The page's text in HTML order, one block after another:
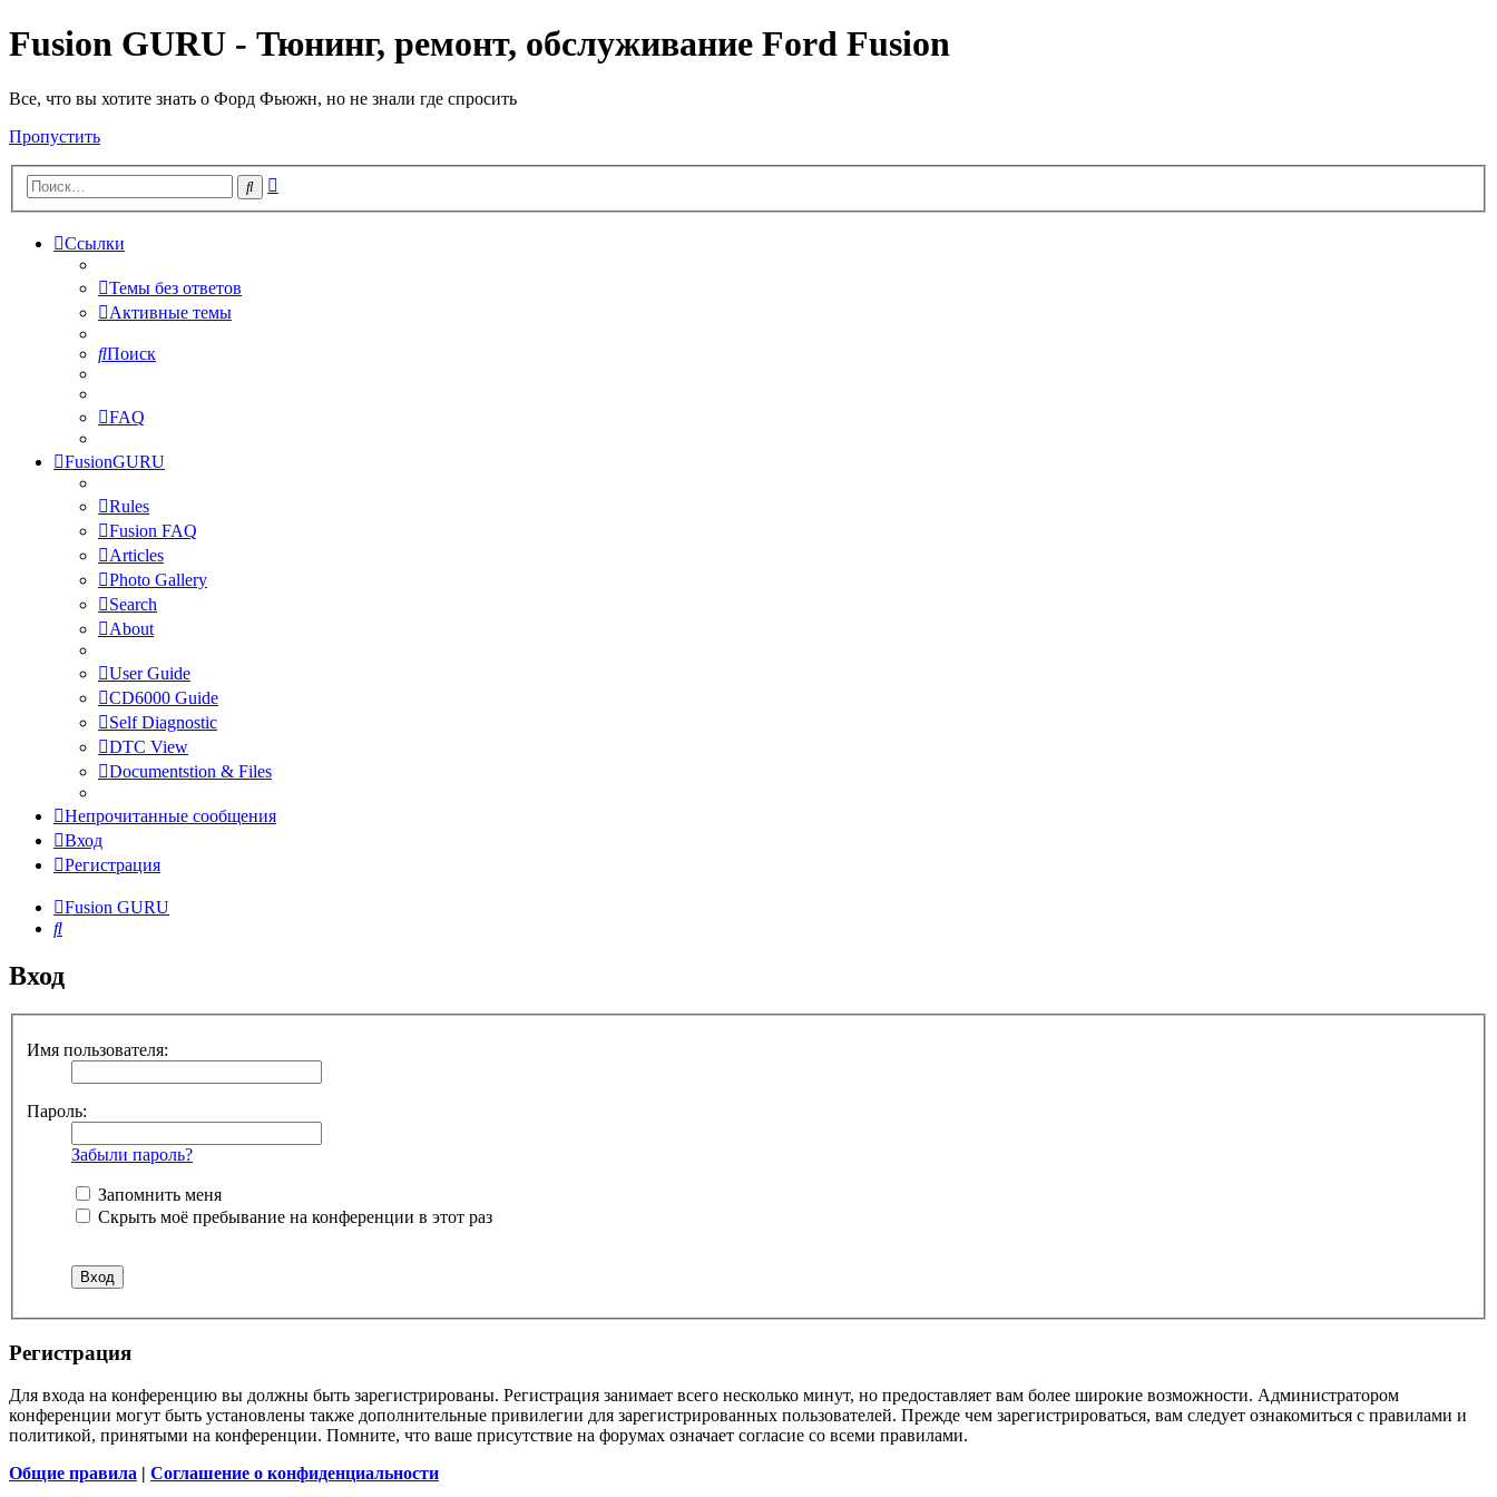
Fusion GURU - Тюнинг, ремонт, обслуживание Ford Fusion
Все, что вы хотите знать о Форд Фьюжн, но не знали где спросить
Пропустить
Поиск
Ссылки
Темы без ответов
Активные темы
Поиск
FAQ
FusionGURU
Rules
Fusion FAQ
Articles
Photo Gallery
Search
About
User Guide
CD6000 Guide
Self Diagnostic
DTC View
Documentstion & Files
Непрочитанные сообщения
Вход
Регистрация
Fusion GURU
Поиск
Вход
Имя пользователя:
Пароль:
Забыли пароль?
Запомнить меня
Скрыть моё пребывание на конференции в этот раз
Регистрация
Для входа на конференцию вы должны быть зарегистрированы. Регистрация занимает всего несколько минут, но предоставляет вам более широкие возможности. Администратором
конференции могут быть установлены также дополнительные привилегии для зарегистрированных пользователей. Прежде чем зарегистрироваться, вам следует ознакомиться с правилами и
политикой, принятыми на конференции. Помните, что ваше присутствие на форумах означает согласие со всеми правилами.
Общие правила | Соглашение о конфиденциальности